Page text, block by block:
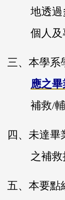
地透
個人及
三、本學系
應之
補救/
四、未達畢
之補救
五、本要點